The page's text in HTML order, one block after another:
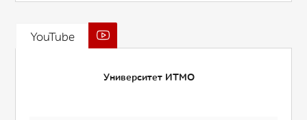
YouTube
Университет ИТМО